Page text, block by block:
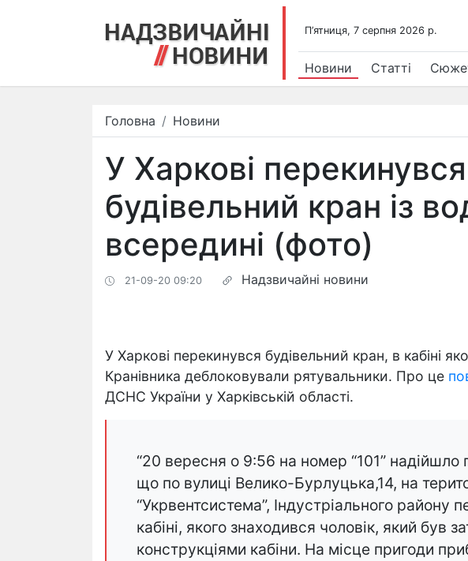
П’ятниця, 7 серпня 2026 р.
Новини Статті
Головна Новини
У Харкові перекинувся
будівельний кран із
всередині (фото)
21-09-20 09:20 Надзвичайні новини
У Харкові перекинувся будівельний кран, в кабіні
Кранівника деблоковували рятувальники. Про це
ДСНС України у Харківській області.
“20 вересня о 9:56 на номер “101” надійшло
що по вулиці Велико-Бурлуцька,14, на
“Укрвентсистема”, Індустріального району
кабіні, якого знаходився чоловік, який був
конструкціями кабіни. На місце пригоди